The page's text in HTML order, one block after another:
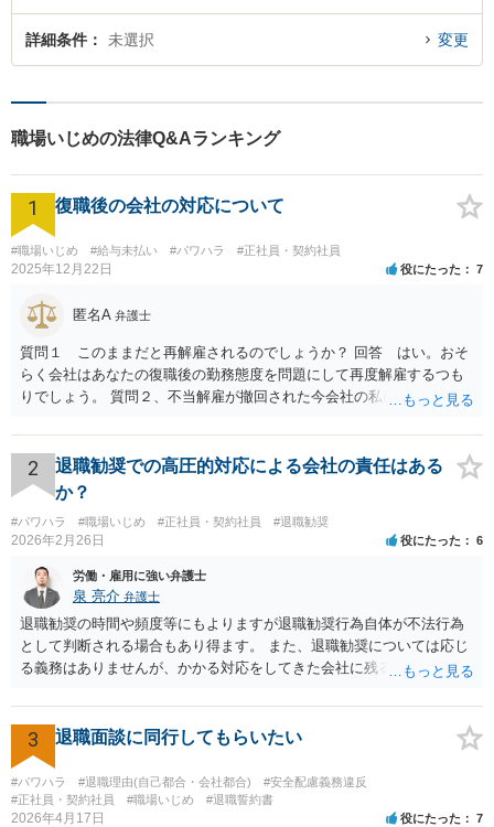
詳細条件 未選択 変更
職場いじめの法律Q&Aランキング
1 復職後の会社の対応について
#職場いじめ #給与未払い #パワハラ #正社員・契約社員
2025年12月22日 役にたった 7
匿名A 弁護士
質問１ このままだと再解雇されるのでしょうか？ 回答 はい。おそ
らく会社はあなたの復職後の勤務態度を問題にして再度解雇するつも
りでしょう。 質問２、不当解雇が撤回された今会社の私に対する不当
をすることができるので、注意指導だけでは訴えることは難しいでし
ょう。ただ、その内容が注意指導に必要な程度を超えた「ハラスメン
ト」になっていれば、訴えることができます（不法行為に基づく損害
賠償請求訴訟）。ただし、賠償額は極めて低額でしょう。以前の解雇
の際弁護士に依頼しているのであれば、証拠収集などについてその先
生に早めに相談しておくことをお勧めします。 質問３、退職を合意と
する金銭解決を再度持ちかける事は有効ですが？ 回答 有効ではない
でしょう。一般に、会社はあなたに「自主退職」してほしいと考えて
嫌がらせをしています。ですので、「会社があなたにお金を払う」の
は抵抗するでしょう。あるいは極めて低額な解決金での退職となるで
しょう。また、自分から金銭解決を持ちかけるのは弱みを見せること
なので作戦的にもお勧めしません。「自分は絶対に辞めない！」とい
う態度を見せて、会社から金銭解決（退職勧奨による自主退職）を持
ち掛けさせるのがベストです。あらゆる交渉ごとに共通するセオリー
ですが、自分から持ち掛ければこちらの立場が弱くなり、相手から持
ち掛けさせればこちらの立場が強くなるのです。 補足 私のお勧め
は、個人で加入できる労働組合（ユニオンとか合同労組と呼ばれる労
働組合）に加入して団体交渉することです。本当は復職時に加入して
2
退職勧奨での高圧的対応による会社の責任はある
か？
#パワハラ #職場いじめ #正社員・契約社員 #退職勧奨
2026年2月26日 役にたった 6
労働・雇用に強い弁護士
泉 亮介 弁護士
退職勧奨の時間や頻度等にもよりますが退職勧奨行為自体が不法行為
として判断される場合もあり得ます。 また、退職勧奨については応じ
る義務はありませんが、かかる対応をしてきた会社に残るということ
奨に応じる代わりに金銭的な交渉をし、お金を払ってもらって会社を
辞めるということがよく行われるかと思われますので、そうした対応
も選択肢に入れても良いでしょう。 その場合、ご自身で会社と対応し
ていくことは難しいと思われますので弁護士への依頼を前提とするこ
ととなるかと思われます。
3 退職面談に同行してもらいたい
#パワハラ #退職理由(自己都合・会社都合)
#安全配慮義務違反
#正社員・契約社員
#職場いじめ #退職誓約書
2026年4月17日 役にたった 7